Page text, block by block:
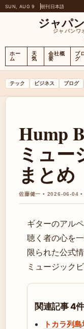
SUN, AUG 9 朝刊日本語
ジャパ
ジャパンワ
ホー
ム
天
気
会社概
要
ブ
グ
テック ビジネス ブログ
Hump
ミュ
まとめ
佐藤健一 • 2026-06-04 •
ギターのアル
聴く者の心を
限られた公式
ミュージック
関連記事 4件
トカラ列